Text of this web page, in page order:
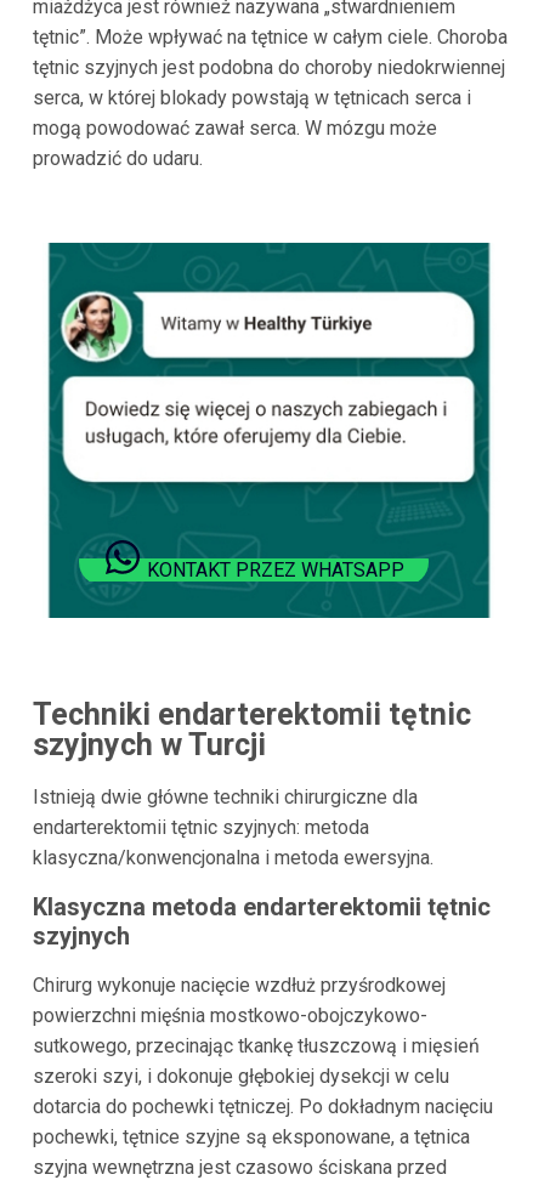
miażdżyca jest również nazywana „stwardnieniem
tętnic”. Może wpływać na tętnice w całym ciele. Choroba
tętnic szyjnych jest podobna do choroby niedokrwiennej
serca, w której blokady powstają w tętnicach serca i
mogą powodować zawał serca. W mózgu może
prowadzić do udaru.
KONTAKT PRZEZ WHATSAPP
Techniki endarterektomii tętnic
szyjnych w Turcji
Istnieją dwie główne techniki chirurgiczne dla
endarterektomii tętnic szyjnych: metoda
klasyczna/konwencjonalna i metoda ewersyjna.
Klasyczna metoda endarterektomii tętnic
szyjnych
Chirurg wykonuje nacięcie wzdłuż przyśrodkowej
powierzchni mięśnia mostkowo-obojczykowo-
sutkowego, przecinając tkankę tłuszczową i mięsień
szeroki szyi, i dokonuje głębokiej dysekcji w celu
dotarcia do pochewki tętniczej. Po dokładnym nacięciu
pochewki, tętnice szyjne są eksponowane, a tętnica
szyjna wewnętrzna jest czasowo ściskana przed